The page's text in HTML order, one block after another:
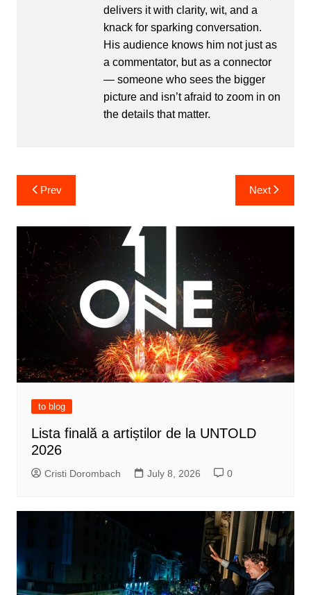
delivers it with clarity, wit, and a
knack for sparking conversation.
His audience knows him not just as
a commentator, but as a connector
— someone who sees the bigger
picture and isn’t afraid to zoom in on
the details that matter.
Post
navigation
Prev Next
to blog
Lista finală a artiștilor de la UNTOLD
2026
Cristi Dorombach July 8, 2026 0